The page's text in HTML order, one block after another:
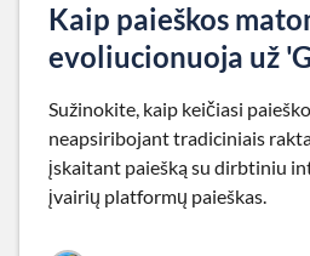
Kaip paieškos
evoliucionuoja už
Sužinokite, kaip keičiasi
neapsiribojant tradiciniais
įskaitant paiešką su dirbtiniu
įvairių platformų paieškas.